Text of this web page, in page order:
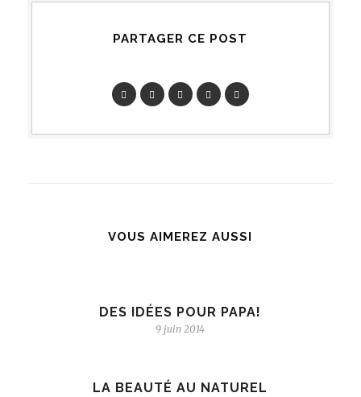
PARTAGER CE POST
VOUS AIMEREZ AUSSI
DES IDÉES POUR PAPA!
9 juin 2014
LA BEAUTÉ AU NATUREL